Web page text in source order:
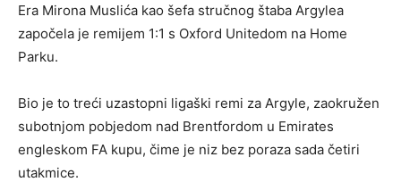
Era Mirona Muslića kao šefa stručnog štaba Argylea
započela je remijem 1:1 s Oxford Unitedom na Home
Parku.
Bio je to treći uzastopni ligaški remi za Argyle, zaokružen
subotnjom pobjedom nad Brentfordom u Emirates
engleskom FA kupu, čime je niz bez poraza sada četiri
utakmice.